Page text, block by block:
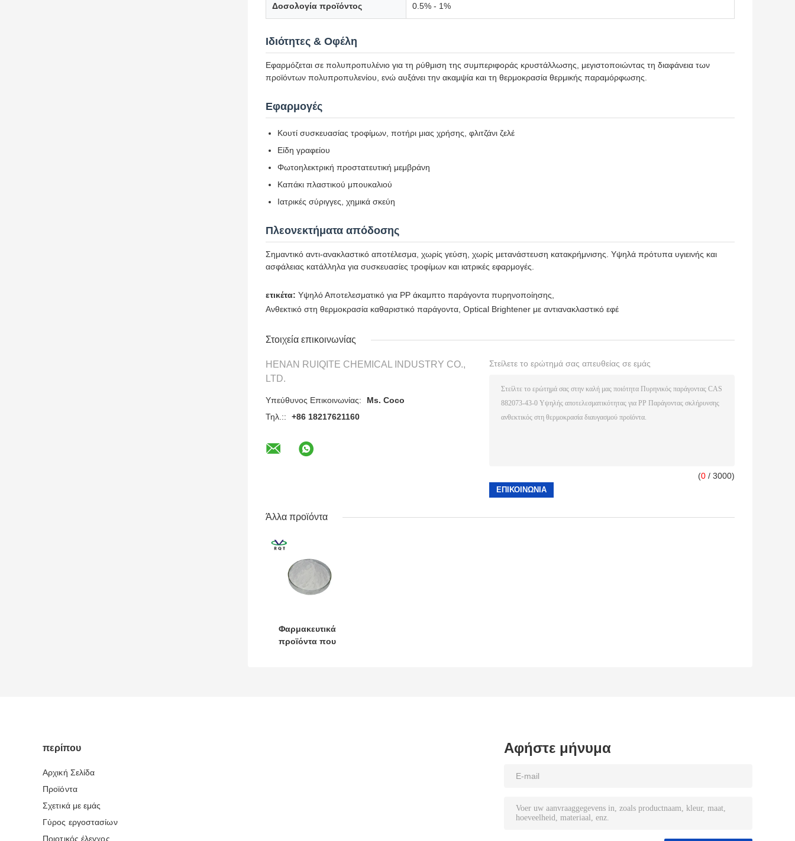
Δοσολογία προϊόντος 0.5% - 1%
Ιδιότητες & Οφέλη
Εφαρμόζεται σε πολυπροπυλένιο για τη ρύθμιση της συμπεριφοράς κρυστάλλωσης, μεγιστοποιώντας τη διαφάνεια των
προϊόντων πολυπροπυλενίου, ενώ αυξάνει την ακαμψία και τη θερμοκρασία θερμικής παραμόρφωσης.
Εφαρμογές
Κουτί συσκευασίας τροφίμων, ποτήρι μιας χρήσης, φλιτζάνι ζελέ
Είδη γραφείου
Φωτοηλεκτρική προστατευτική μεμβράνη
Καπάκι πλαστικού μπουκαλιού
Ιατρικές σύριγγες, χημικά σκεύη
Πλεονεκτήματα απόδοσης
Σημαντικό αντι-ανακλαστικό αποτέλεσμα, χωρίς γεύση, χωρίς μετανάστευση κατακρήμνισης. Υψηλά πρότυπα υγιεινής και
ασφάλειας κατάλληλα για συσκευασίες τροφίμων και ιατρικές εφαρμογές.
ετικέτα: Υψηλό Αποτελεσματικό για ΡΡ άκαμπτο παράγοντα πυρηνοποίησης
Ανθεκτικό στη θερμοκρασία καθαριστικό παράγοντα Optical Brightener με αντιανακλαστικό εφέ
Στοιχεία επικοινωνίας
HENAN RUIQITE CHEMICAL INDUSTRY CO.,
LTD.
Υπεύθυνος Επικοινωνίας:
Ms. Coco
Τηλ.::
+86 18217621160
Στείλετε το ερώτημά σας απευθείας σε εμάς
(0 / 3000)
Άλλα προϊόντα
Φαρμακευτικά
προϊόντα που
περίπου
Αρχική Σελίδα
Προϊόντα
Σχετικά με εμάς
Γύρος εργοστασίων
Ποιοτικός έλεγχος
Αφήστε μήνυμα